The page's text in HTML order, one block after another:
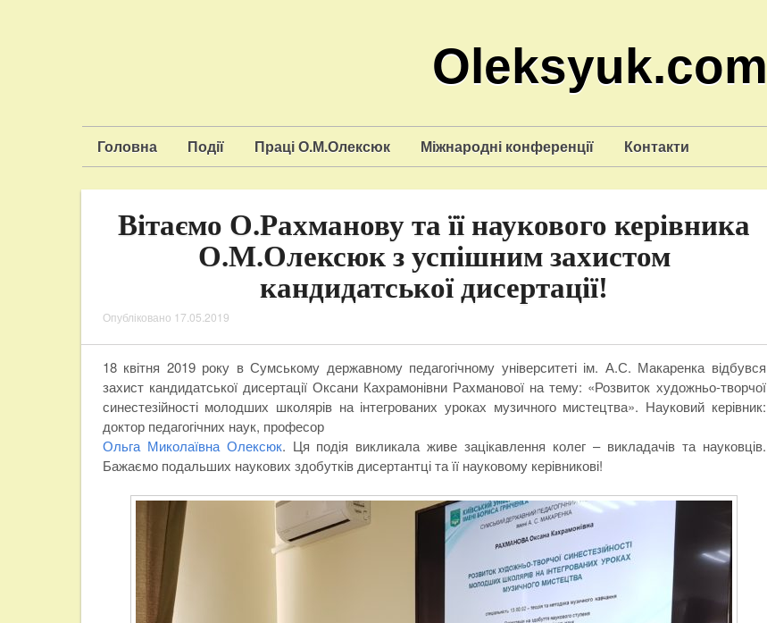
Oleksyuk.com
Головна Події Праці О.М.Олексюк Міжнародні конференції Контакти
Вітаємо О.Рахманову та її наукового керівника
О.М.Олексюк з успішним захистом
кандидатської дисертації!
Опубліковано 17.05.2019
18 квітня 2019 року в Сумському державному педагогічному університеті ім. А.С. Макаренка відбувся
захист кандидатської дисертації Оксани Кахрамонівни Рахманової на тему: «Розвиток художньо-творчої
синестезійності молодших школярів на інтегрованих уроках музичного мистецтва». Науковий керівник:
доктор педагогічних наук, професор
Ольга Миколаївна Олексюк. Ця подія викликала живе зацікавлення колег – викладачів та науковців.
Бажаємо подальших наукових здобутків дисертантці та її науковому керівникові!